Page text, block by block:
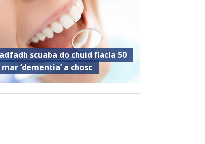
scuaba do chuid fiacla 50
‘dementia’ a chosc